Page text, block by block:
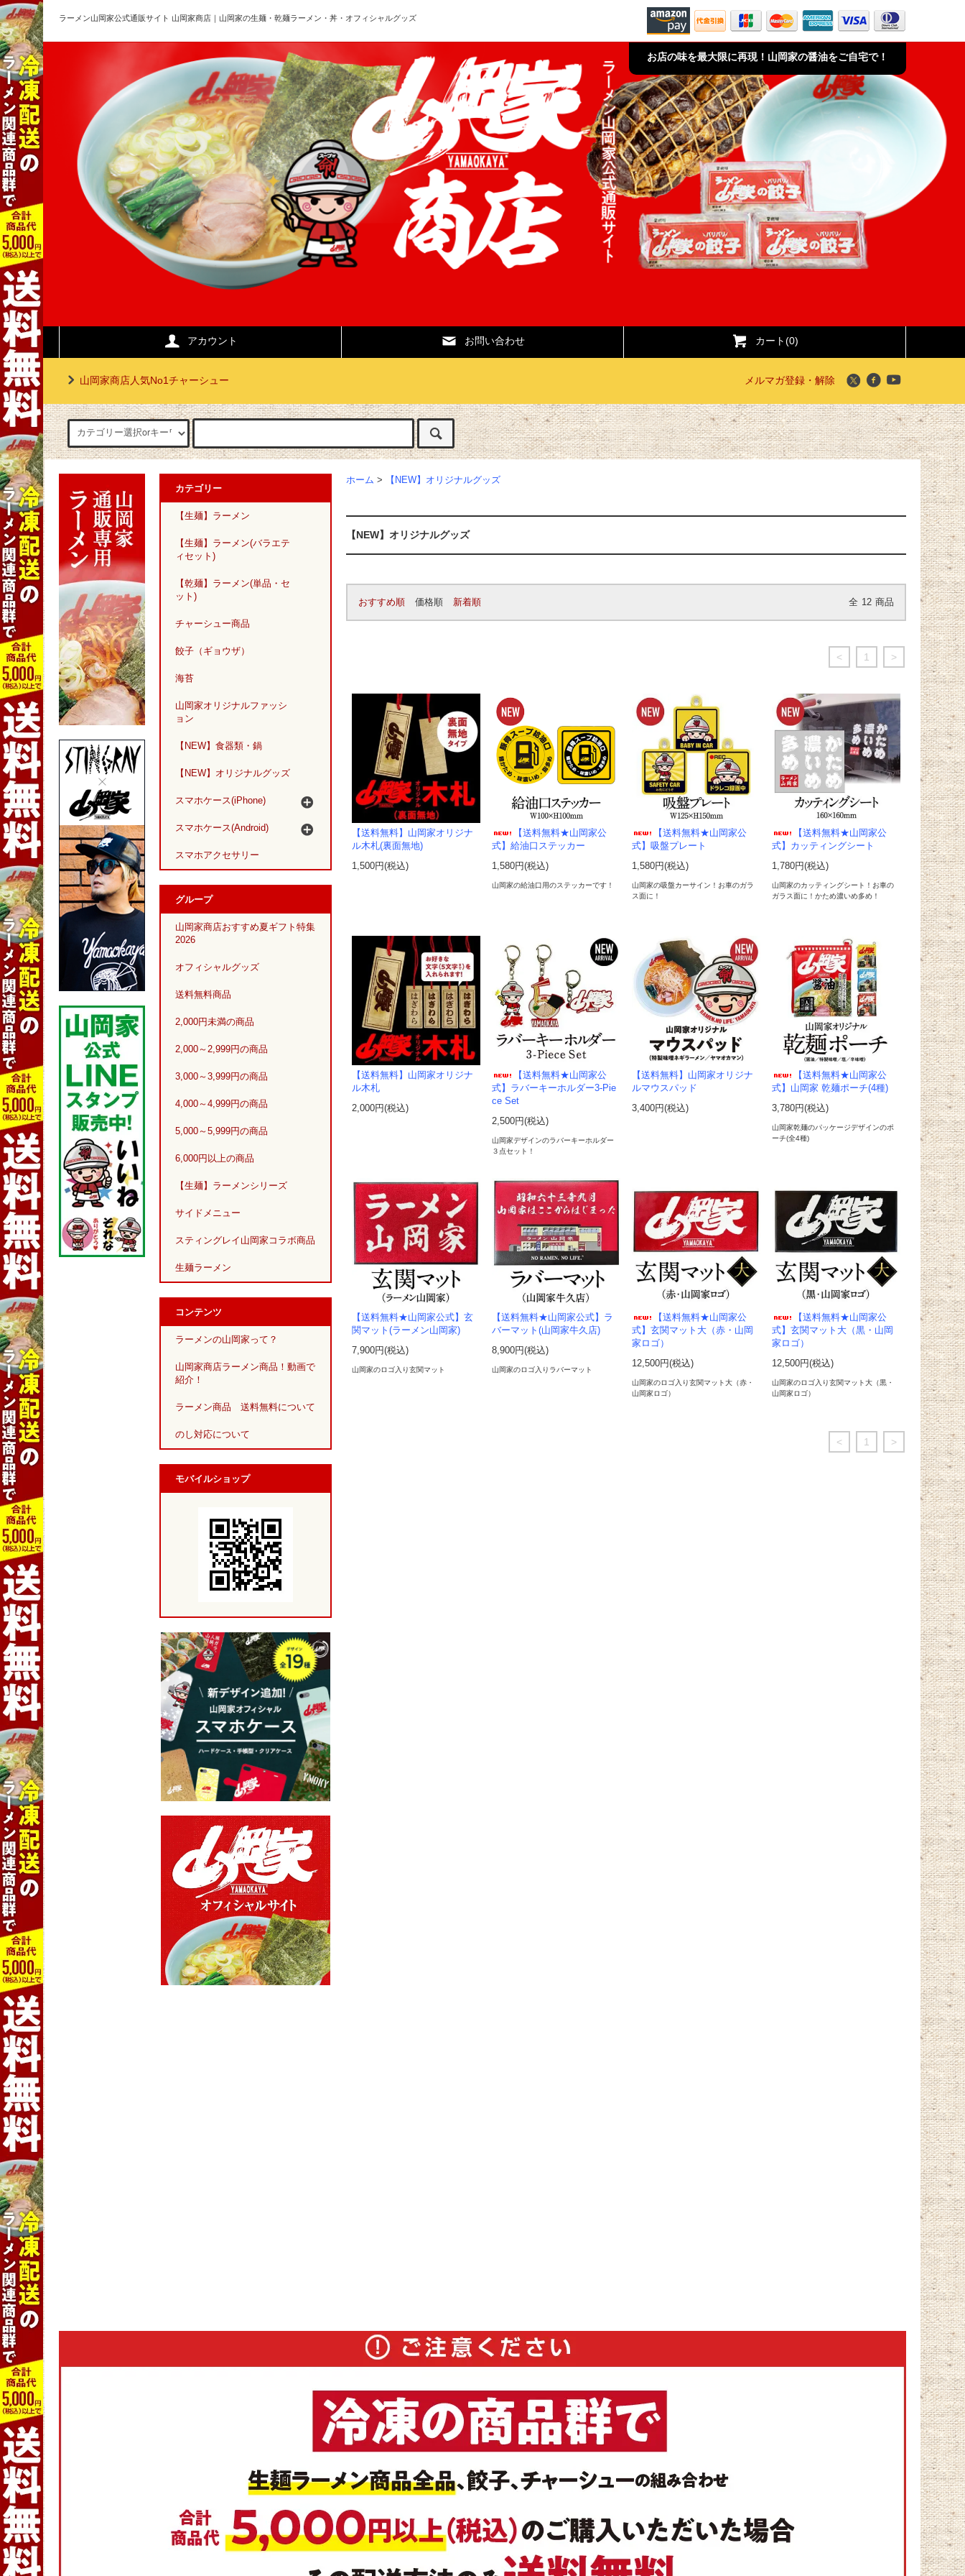
ラーメン山岡家公式通販サイト 山岡家商店｜山岡家の生麺・乾麺ラーメン・丼・オフィシャルグッズ
お店の味を最大限に再現！山岡家の醤油をご自宅で！
アカウント お問い合わせ カート(0)
山岡家商店人気No1チャーシュー メルマガ登録・解除
ホーム > 【NEW】オリジナルグッズ
【NEW】オリジナルグッズ
おすすめ順 価格順 新着順 全 12 商品
< 1 >
【送料無料】山岡家オリジナ
ル木札(裏面無地)
1,500円(税込)
【送料無料★山岡家公
式】給油口ステッカー
1,580円(税込)
山岡家の給油口用のステッカーです！
【送料無料★山岡家公
式】吸盤プレート
1,580円(税込)
山岡家の吸盤カーサイン！お車のガラ
ス面に！
【送料無料★山岡家公
式】カッティングシート
1,780円(税込)
山岡家のカッティングシート！お車の
ガラス面に！かため濃いめ多め！
【送料無料】山岡家オリジナ
ル木札
2,000円(税込)
【送料無料★山岡家公
式】ラバーキーホルダー3-Pie
ce Set
2,500円(税込)
山岡家デザインのラバーキーホルダー
３点セット！
【送料無料】山岡家オリジナ
ルマウスパッド
3,400円(税込)
【送料無料★山岡家公
式】山岡家 乾麺ポーチ(4種)
3,780円(税込)
山岡家乾麺のパッケージデザインのポ
ーチ(全4種)
【送料無料★山岡家公式】玄
関マット(ラーメン山岡家)
7,900円(税込)
山岡家のロゴ入り玄関マット
【送料無料★山岡家公式】ラ
バーマット(山岡家牛久店)
8,900円(税込)
山岡家のロゴ入りラバーマット
【送料無料★山岡家公
式】玄関マット大（赤・山岡
家ロゴ）
12,500円(税込)
山岡家のロゴ入り玄関マット大（赤・
山岡家ロゴ）
【送料無料★山岡家公
式】玄関マット大（黒・山岡
家ロゴ）
12,500円(税込)
山岡家のロゴ入り玄関マット大（黒・
山岡家ロゴ）
< 1 >
カテゴリー
【生麺】ラーメン
【生麺】ラーメン(バラエテ
ィセット)
【乾麺】ラーメン(単品・セ
ット)
チャーシュー商品
餃子（ギョウザ）
海苔
山岡家オリジナルファッシ
ョン
【NEW】食器類・鍋
【NEW】オリジナルグッズ
スマホケース(iPhone)
スマホケース(Android)
スマホアクセサリー
グループ
山岡家商店おすすめ夏ギフト特集
2026
オフィシャルグッズ
送料無料商品
2,000円未満の商品
2,000～2,999円の商品
3,000～3,999円の商品
4,000～4,999円の商品
5,000～5,999円の商品
6,000円以上の商品
【生麺】ラーメンシリーズ
サイドメニュー
スティングレイ山岡家コラボ商品
生麺ラーメン
コンテンツ
ラーメンの山岡家って？
山岡家商店ラーメン商品！動画で
紹介！
ラーメン商品 送料無料について
のし対応について
モバイルショップ